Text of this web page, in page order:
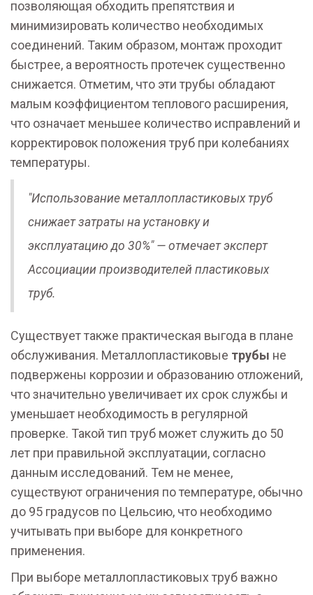
позволяющая обходить препятствия и
минимизировать количество необходимых
соединений. Таким образом, монтаж проходит
быстрее, а вероятность протечек существенно
снижается. Отметим, что эти трубы обладают
малым коэффициентом теплового расширения,
что означает меньшее количество исправлений и
корректировок положения труб при колебаниях
температуры.
"Использование металлопластиковых труб
снижает затраты на установку и
эксплуатацию до 30%" — отмечает эксперт
Ассоциации производителей пластиковых
труб.
Существует также практическая выгода в плане
обслуживания. Металлопластиковые трубы не
подвержены коррозии и образованию отложений,
что значительно увеличивает их срок службы и
уменьшает необходимость в регулярной
проверке. Такой тип труб может служить до 50
лет при правильной эксплуатации, согласно
данным исследований. Тем не менее,
существуют ограничения по температуре, обычно
до 95 градусов по Цельсию, что необходимо
учитывать при выборе для конкретного
применения.
При выборе металлопластиковых труб важно